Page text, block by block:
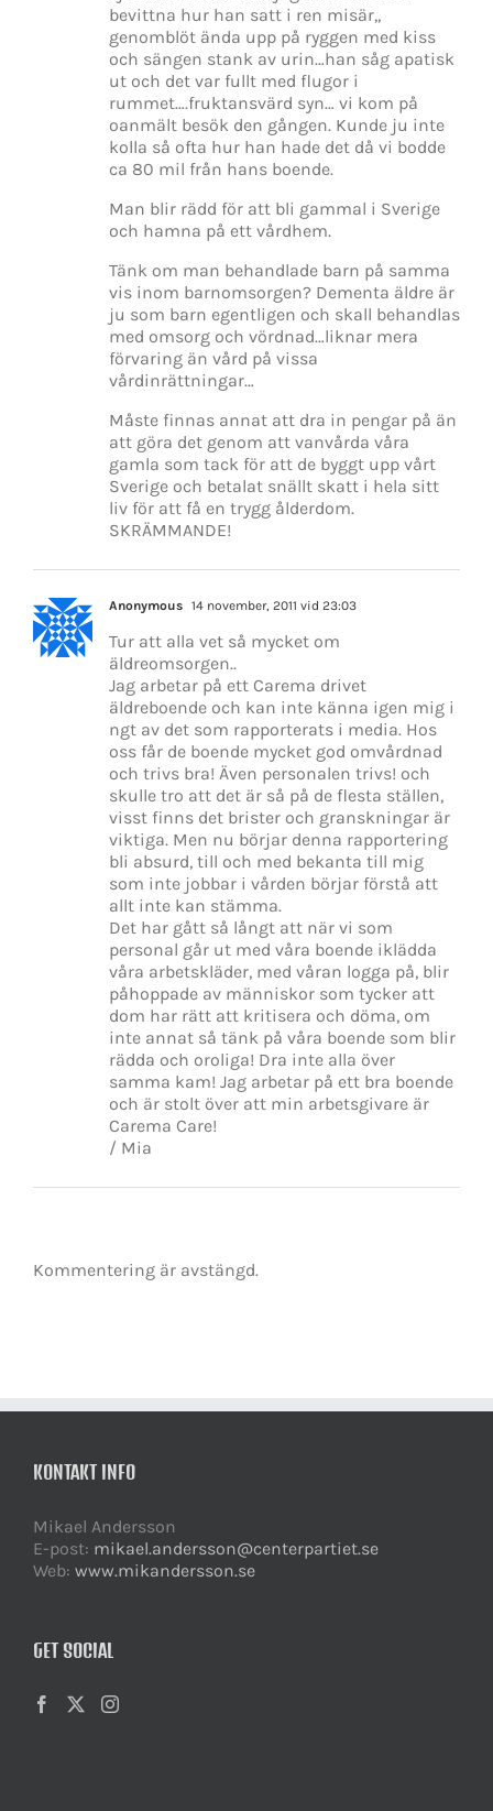
bevittna hur han satt i ren misär,,
genomblöt ända upp på ryggen med kiss
och sängen stank av urin…han såg apatisk
ut och det var fullt med flugor i
rummet….fruktansvärd syn… vi kom på
oanmält besök den gången. Kunde ju inte
kolla så ofta hur han hade det då vi bodde
ca 80 mil från hans boende.
Man blir rädd för att bli gammal i Sverige
och hamna på ett vårdhem.
Tänk om man behandlade barn på samma
vis inom barnomsorgen? Dementa äldre är
ju som barn egentligen och skall behandlas
med omsorg och vördnad…liknar mera
förvaring än vård på vissa
vårdinrättningar…
Måste finnas annat att dra in pengar på än
att göra det genom att vanvårda våra
gamla som tack för att de byggt upp vårt
Sverige och betalat snällt skatt i hela sitt
liv för att få en trygg ålderdom.
SKRÄMMANDE!
Anonymous 14 november, 2011 vid 23:03
Tur att alla vet så mycket om
äldreomsorgen..
Jag arbetar på ett Carema drivet
äldreboende och kan inte känna igen mig i
ngt av det som rapporterats i media. Hos
oss får de boende mycket god omvårdnad
och trivs bra! Även personalen trivs! och
skulle tro att det är så på de flesta ställen,
visst finns det brister och granskningar är
viktiga. Men nu börjar denna rapportering
bli absurd, till och med bekanta till mig
som inte jobbar i vården börjar förstå att
allt inte kan stämma.
Det har gått så långt att när vi som
personal går ut med våra boende iklädda
våra arbetskläder, med våran logga på, blir
påhoppade av människor som tycker att
dom har rätt att kritisera och döma, om
inte annat så tänk på våra boende som blir
rädda och oroliga! Dra inte alla över
samma kam! Jag arbetar på ett bra boende
och är stolt över att min arbetsgivare är
Carema Care!
/ Mia
Kommentering är avstängd.
KONTAKT INFO
Mikael Andersson
E-post: mikael.andersson@centerpartiet.se
Web: www.mikandersson.se
GET SOCIAL